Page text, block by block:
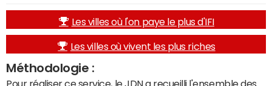
Les villes où l'on paye le plus d'IFI
Les villes où vivent les plus riches
Méthodologie :
Pour réaliser ce service, le JDN a recueilli l'ensemble des